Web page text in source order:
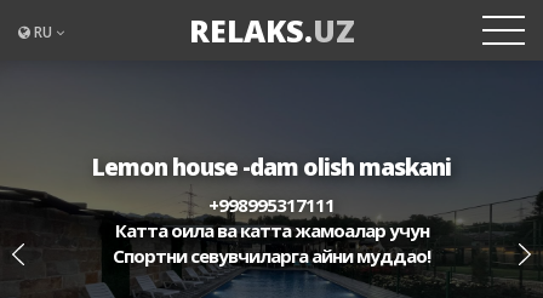
RELAKS.UZ
RU
Lemon house -dam olish maskani
+998995317111
Катта оила ва катта жамоалар учун
Спортни севувчиларга айни муддао!
Lemon house -dam olish maskani
+998995317111
Катта оила ва катта жамоалар учун
Спортни севувчиларга айни муддао!